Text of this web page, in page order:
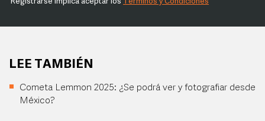
LEE TAMBIÉN
Cometa Lemmon 2025: ¿Se podrá ver y fotografiar desde
México?